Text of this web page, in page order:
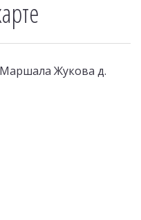
Жукова д.